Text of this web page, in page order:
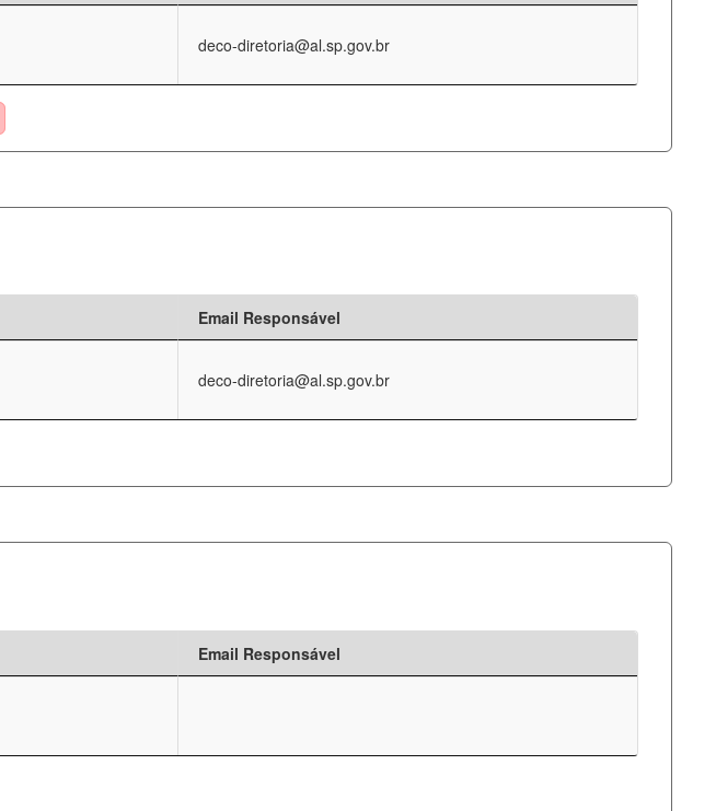
deco-diretoria@al.sp.gov.br
Email Responsável
deco-diretoria@al.sp.gov.br
Email Responsável